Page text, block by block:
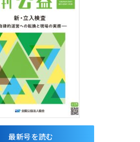
最新号を読む